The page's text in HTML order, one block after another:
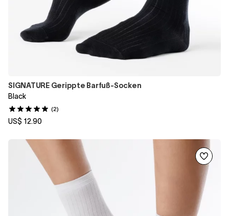
SIGNATURE Gerippte Barfuß-Socken
Black
(2)
US$ 12.90